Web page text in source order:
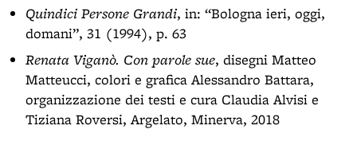
Quindici Persone Grandi, in: “Bologna ieri, oggi,
domani”, 31 (1994), p. 63
Renata Viganò. Con parole sue, disegni Matteo
Matteucci, colori e grafica Alessandro Battara,
organizzazione dei testi e cura Claudia Alvisi e
Tiziana Roversi, Argelato, Minerva, 2018